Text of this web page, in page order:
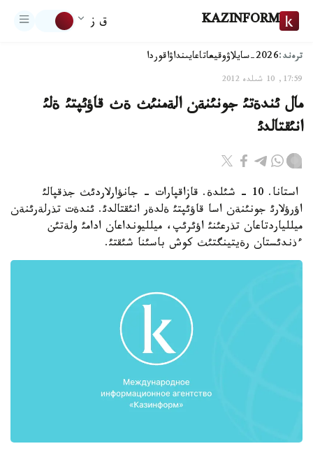
KAZINFORM ق ز
ترەند:2026-سايلاۋ وقيعاتاعايىنداۋاقوردا
17:59, 10 شىلدە 2012
مال ئندةتئ جونئنةن الةمنئث ةث قاؤئپتئ ةلئ
انئقتالدئ
استانا. 10 - شئلدة. قازاقپارات - جانؤارلاردئث جذقپالئ
اؤرؤلارئ جونئنةن اسا قاؤئپتئ ةلدةر انئقتالدئ. ئندةت تذرلةرئنةن
ميللياردتاعان تذرعئنئ اؤئرئپ، ميلليونداعان ادامئ ولةتئن
ءذندئستان رةيتينگتئث كوش باسئنا شئقتئ.